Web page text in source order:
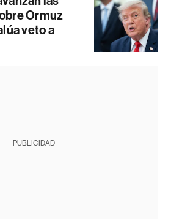
Ormuz
veto a
PUBLICIDAD